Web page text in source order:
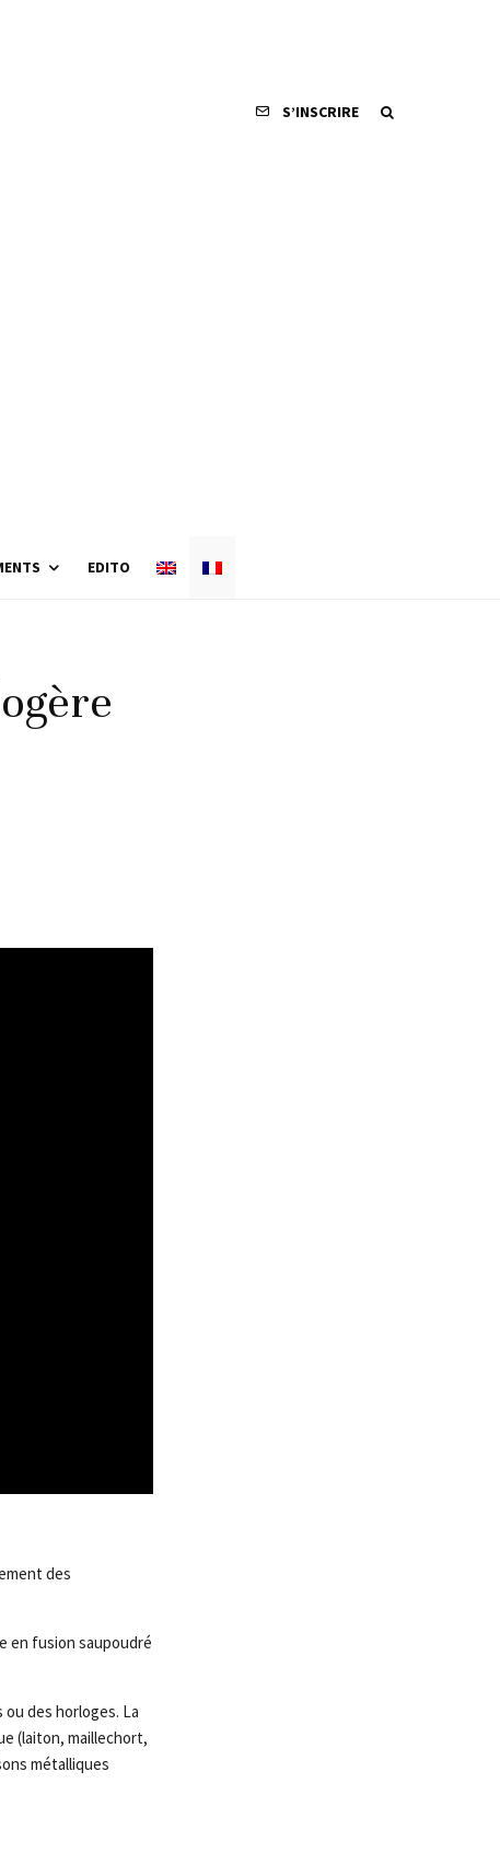
S’INSCRIRE
EDITO
des
en fusion saupoudré
des horloges. La
(laiton, maillechort,
métalliques